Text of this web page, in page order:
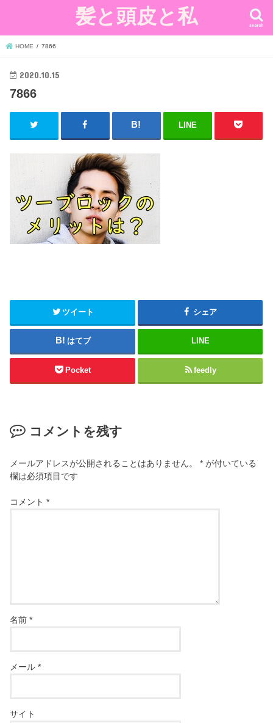
髪と頭皮と私 search
HOME 7866
2020.10.15
7866
LINE
ツイート シェア
はてブ LINE
Pocket feedly
コメントを残す
メールアドレスが公開されることはありません。 * が付いている
欄は必須項目です
コメント*
名前*
メール*
サイト